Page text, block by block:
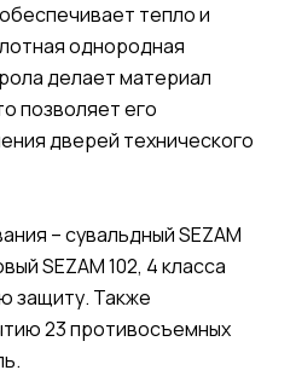
тепло и
однородная
делает материал
позволяет его
дверей технического
– сувальдный SEZAM
SEZAM 102, 4 класса
защиту. Также
23 противосъемных